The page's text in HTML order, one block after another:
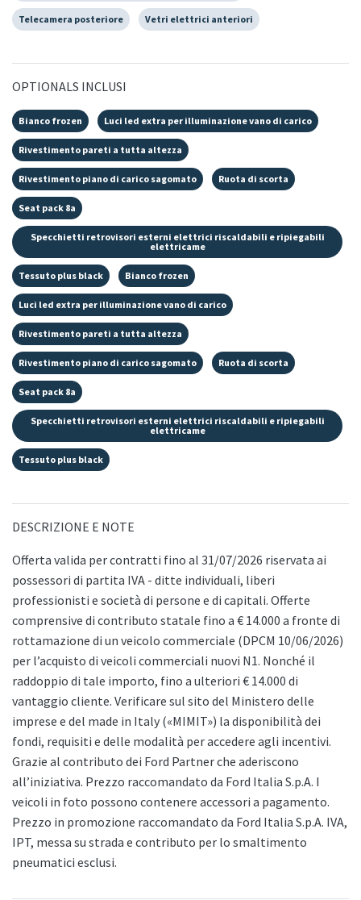
Telecamera posteriore Vetri elettrici anteriori
OPTIONALS INCLUSI
Bianco frozen Luci led extra per illuminazione vano di carico
Rivestimento pareti a tutta altezza
Rivestimento piano di carico sagomato Ruota di scorta
Seat pack 8a
Specchietti retrovisori esterni elettrici riscaldabili e ripiegabili
elettricame
Tessuto plus black Bianco frozen
Luci led extra per illuminazione vano di carico
Rivestimento pareti a tutta altezza
Rivestimento piano di carico sagomato Ruota di scorta
Seat pack 8a
Specchietti retrovisori esterni elettrici riscaldabili e ripiegabili
elettricame
Tessuto plus black
DESCRIZIONE E NOTE
Offerta valida per contratti fino al 31/07/2026 riservata ai
possessori di partita IVA - ditte individuali, liberi
professionisti e società di persone e di capitali. Offerte
comprensive di contributo statale fino a € 14.000 a fronte di
rottamazione di un veicolo commerciale (DPCM 10/06/2026)
per l’acquisto di veicoli commerciali nuovi N1. Nonché il
raddoppio di tale importo, fino a ulteriori € 14.000 di
vantaggio cliente. Verificare sul sito del Ministero delle
imprese e del made in Italy («MIMIT») la disponibilità dei
fondi, requisiti e delle modalità per accedere agli incentivi.
Grazie al contributo dei Ford Partner che aderiscono
all’iniziativa. Prezzo raccomandato da Ford Italia S.p.A. I
veicoli in foto possono contenere accessori a pagamento.
Prezzo in promozione raccomandato da Ford Italia S.p.A. IVA,
IPT, messa su strada e contributo per lo smaltimento
pneumatici esclusi.